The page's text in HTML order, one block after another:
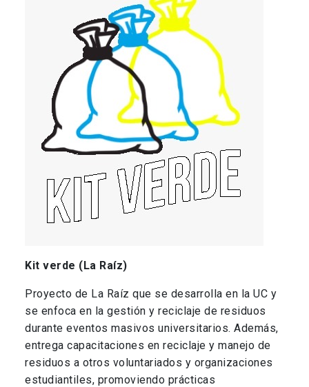
Kit verde (La Raíz)
Proyecto de La Raíz que se desarrolla en la UC y
se enfoca en la gestión y reciclaje de residuos
durante eventos masivos universitarios. Además,
entrega capacitaciones en reciclaje y manejo de
residuos a otros voluntariados y organizaciones
estudiantiles, promoviendo prácticas